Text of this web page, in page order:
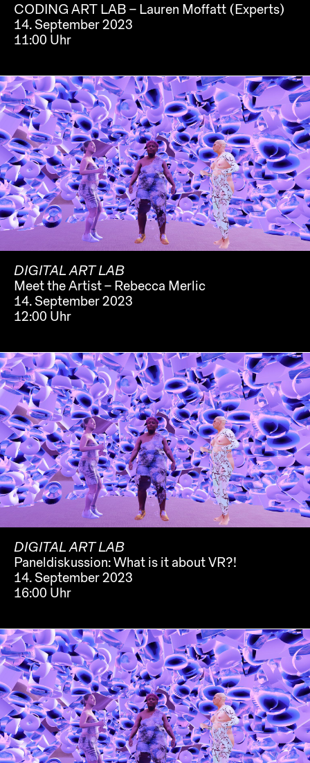
CODING ART LAB – Lauren Moffatt (Experts)
14. September 2023
11:00 Uhr
DIGITAL ART LAB
Meet the Artist – Rebecca Merlic
14. September 2023
12:00 Uhr
DIGITAL ART LAB
Paneldiskussion: What is it about VR?!
14. September 2023
16:00 Uhr